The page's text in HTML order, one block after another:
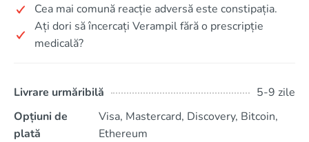
Cea mai comună reacție adversă este constipația.
Ați dori să încercați Verampil fără o prescripție
medicală?
Livrare urmăribilă
5-9 zile
Opțiuni de
plată
Visa, Mastercard, Discovery, Bitcoin,
Ethereum